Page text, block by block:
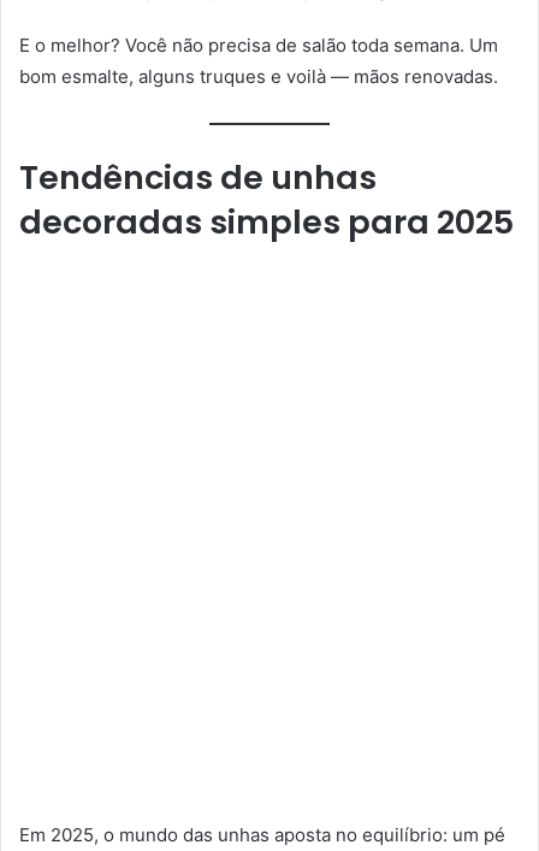
E o melhor? Você não precisa de salão toda semana. Um
bom esmalte, alguns truques e voilà — mãos renovadas.
Tendências de unhas
decoradas simples para 2025
Em 2025, o mundo das unhas aposta no equilíbrio: um pé